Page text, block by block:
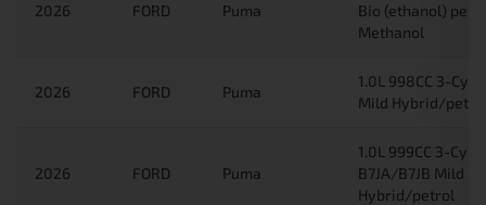
2026 FORD Puma
Bio (ethanol)
Methanol
2026 FORD Puma
1.0L 998CC 3-Cyl
Mild Hybrid/
2026 FORD Puma
1.0L 999CC 3-Cyl
B7JA/B7JB Mild
Hybrid/petrol